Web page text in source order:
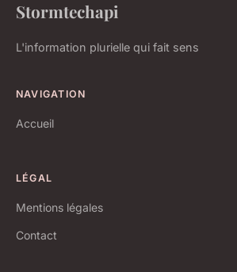
Stormtechapi
L'information plurielle qui fait sens
NAVIGATION
Accueil
LÉGAL
Mentions légales
Contact